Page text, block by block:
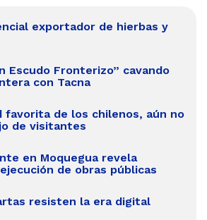
exportador de hierbas y
Escudo Fronterizo” cavando
con Tacna
favorita de los chilenos, aún no
de visitantes
en Moquegua revela
de obras públicas
resisten la era digital